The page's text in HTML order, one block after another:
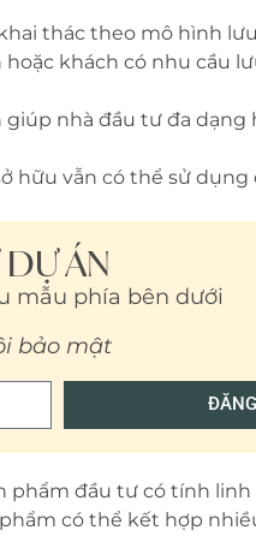
thác theo mô hình
khách có nhu cầu
nhà đầu tư đa dạng
hữu vẫn có thể sử dụng
ÁN
mẫu phía bên dưới
bảo mật
phẩm đầu tư có tính
có thể kết hợp